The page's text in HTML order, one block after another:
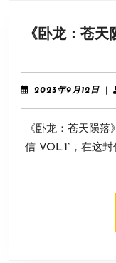
《卧龙：苍
2023年9月12日
月
12
日
《卧龙：苍天陨落
信 VOL.1”，在这